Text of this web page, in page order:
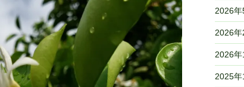
2026年
2026年
2026年
2025年